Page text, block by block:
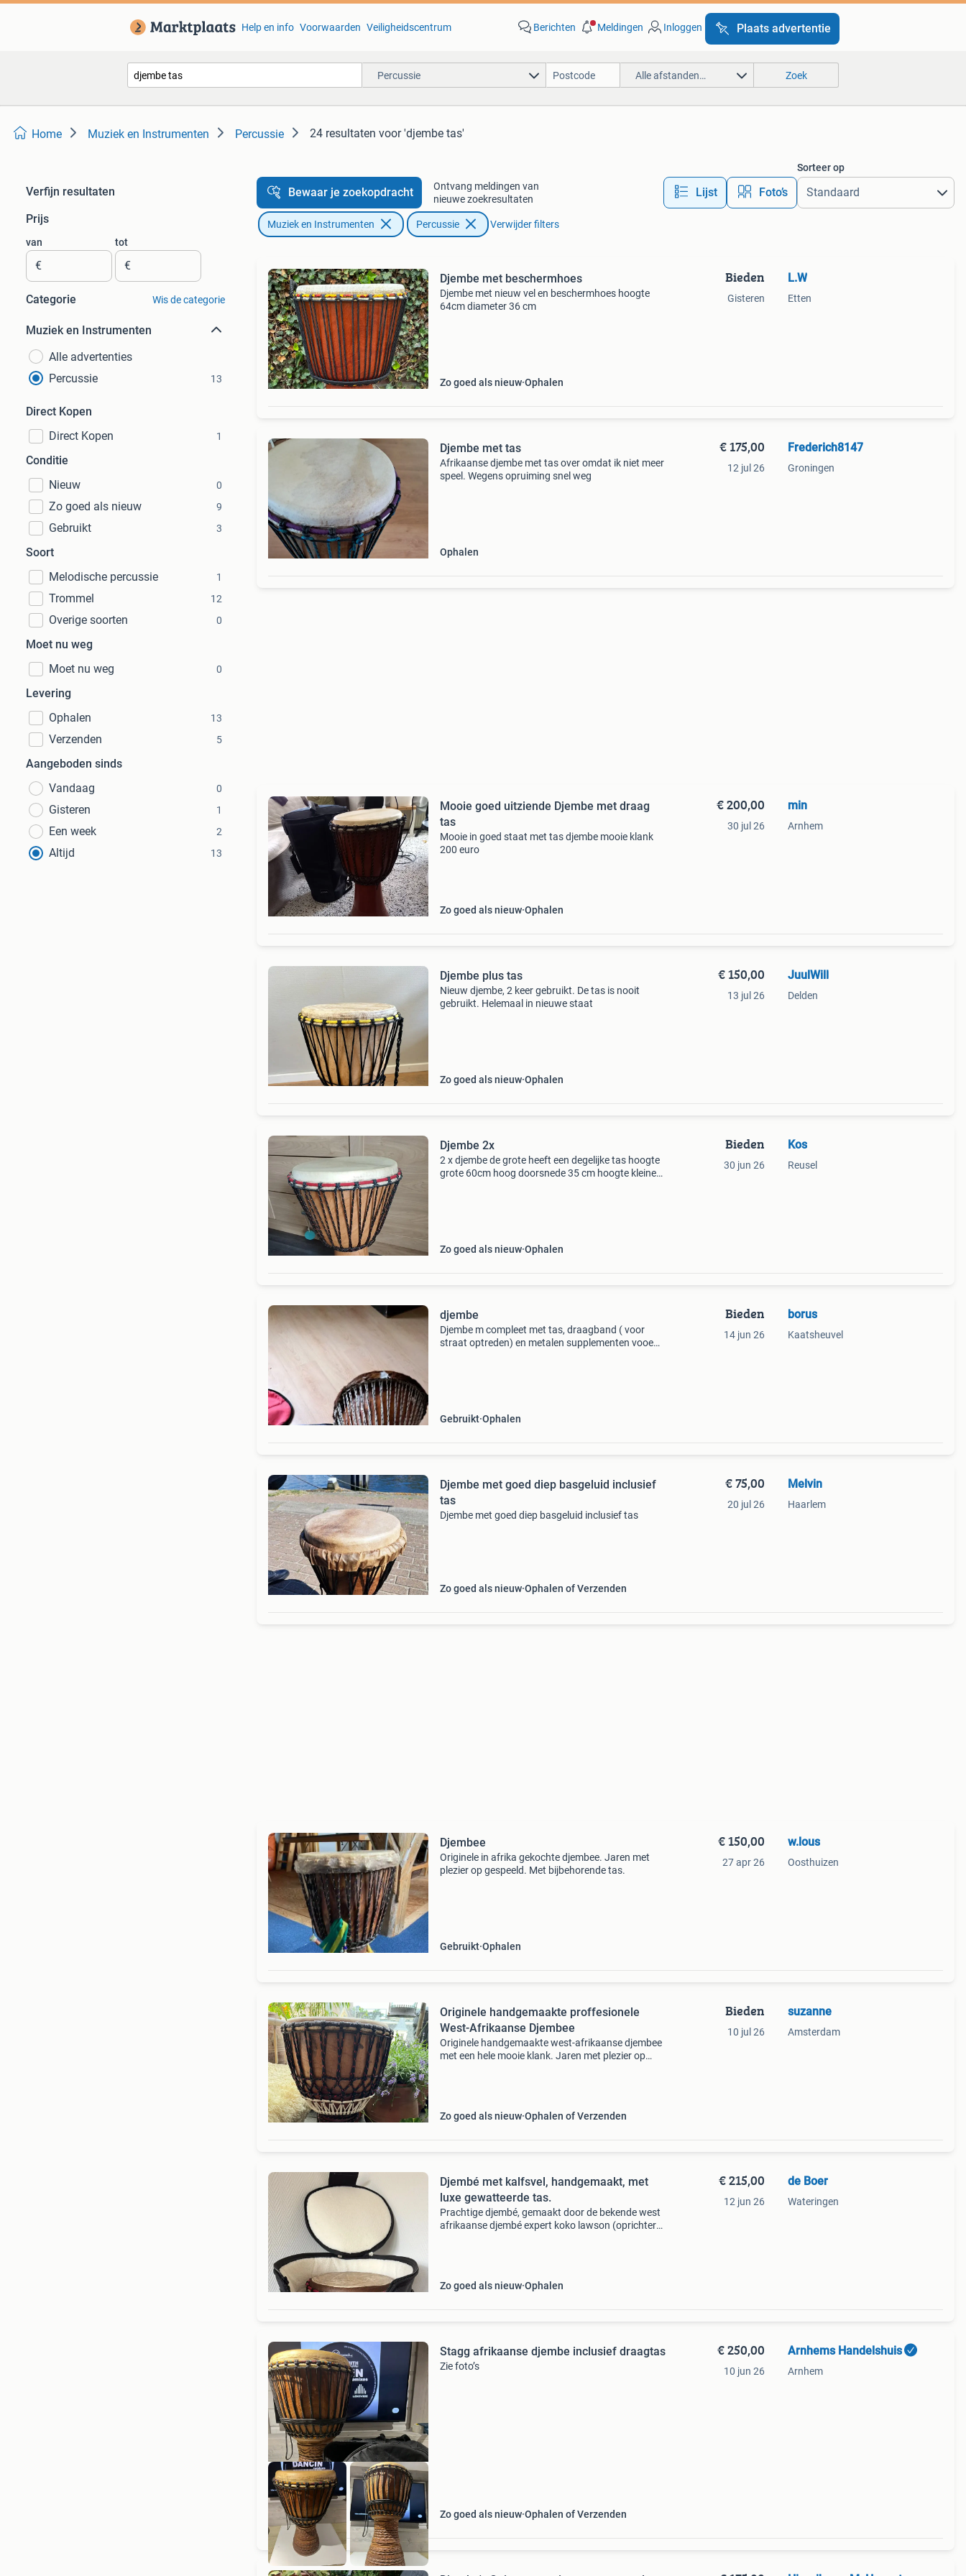
Help en info Voorwaarden Veiligheidscentrum Berichten Meldingen Inloggen Plaats advertentie
Percussie Alle afstanden… Zoek
Home Muziek en Instrumenten Percussie 24 resultaten voor 'djembe tas'
Verfijn resultaten
Prijs
van
€
tot
€
Categorie Wis de categorie
Muziek en Instrumenten
Alle advertenties
Percussie
13
Direct Kopen
Direct Kopen
1
Conditie
Nieuw
0
Zo goed als nieuw 9
Gebruikt 3
Soort
Melodische percussie
1
Trommel 12
Overige soorten 0
Moet nu weg
Moet nu weg
0
Levering
Ophalen
13
Verzenden 5
Aangeboden sinds
Vandaag
0
Gisteren 1
Een week 2
Altijd 13
Bewaar je zoekopdracht
Ontvang meldingen van
nieuwe zoekresultaten
Lijst Foto’s
Sorteer op
Muziek en Instrumenten Percussie Verwijder filters
Djembe met beschermhoes
Djembe met nieuw vel en beschermhoes hoogte
64cm diameter 36 cm
Zo goed als nieuw Ophalen
Bieden
Gisteren
L.W
Etten
Djembe met tas
Afrikaanse djembe met tas over omdat ik niet meer
speel. Wegens opruiming snel weg
Ophalen
€ 175,00
12 jul 26
Frederich8147
Groningen
Mooie goed uitziende Djembe met draag
tas
Mooie in goed staat met tas djembe mooie klank
200 euro
Zo goed als nieuw Ophalen
€ 200,00
30 jul 26
min
Arnhem
Djembe plus tas
Nieuw djembe, 2 keer gebruikt. De tas is nooit
gebruikt. Helemaal in nieuwe staat
Zo goed als nieuw Ophalen
€ 150,00
13 jul 26
JuulWill
Delden
Djembe 2x
2 x djembe de grote heeft een degelijke tas hoogte
grote 60cm hoog doorsnede 35 cm hoogte kleine
Zo goed als nieuw Ophalen
Bieden
30 jun 26
Kos
Reusel
djembe
Djembe m compleet met tas, draagband ( voor
straat optreden) en metalen supplementen vooe
Gebruikt Ophalen
Bieden
14 jun 26
borus
Kaatsheuvel
Djembe met goed diep basgeluid inclusief
tas
Djembe met goed diep basgeluid inclusief tas
Zo goed als nieuw Ophalen of Verzenden
€ 75,00
20 jul 26
Melvin
Haarlem
Djembee
Originele in afrika gekochte djembee. Jaren met
plezier op gespeeld. Met bijbehorende tas.
Gebruikt Ophalen
€ 150,00
27 apr 26
w.lous
Oosthuizen
Originele handgemaakte proffesionele
West-Afrikaanse Djembee
Originele handgemaakte west-afrikaanse djembee
met een hele mooie klank. Jaren met plezier op
Zo goed als nieuw Ophalen of Verzenden
Bieden
10 jul 26
suzanne
Amsterdam
Djembé met kalfsvel, handgemaakt, met
luxe gewatteerde tas.
Prachtige djembé, gemaakt door de bekende west
afrikaanse djembé expert koko lawson (oprichter
Zo goed als nieuw Ophalen
€ 215,00
12 jun 26
de Boer
Wateringen
Stagg afrikaanse djembe inclusief draagtas
Zie foto’s
Zo goed als nieuw Ophalen of Verzenden
€ 250,00
10 jun 26
Arnhems Handelshuis
Arnhem